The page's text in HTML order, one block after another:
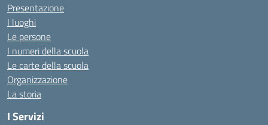
Presentazione
I luoghi
Le persone
I numeri della scuola
Le carte della scuola
Organizzazione
La storia
I Servizi